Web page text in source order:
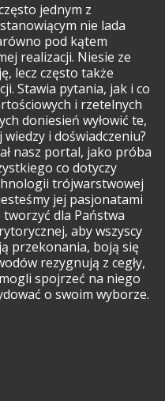
jednym z
nie lada
pod kątem
realizacji. Niesie ze
lecz często także
Stawia pytania, jak i co
i rzetelnych
doniesień wyłowić te,
i doświadczeniu?
nasz portal, jako próba
co dotyczy
trójwarstwowej
jej pasjonatami
dla Państwa
aby wszyscy
przekonania, boją się
rezygnują z cegły,
spojrzeć na niego
o swoim wyborze.